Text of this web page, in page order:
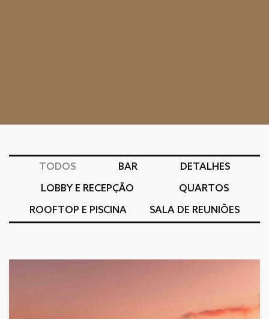
TODOS BAR
DETALHES
LOBBY E RECEPÇÃO
QUARTOS
ROOFTOP E PISCINA
SALA DE REUNIÕES